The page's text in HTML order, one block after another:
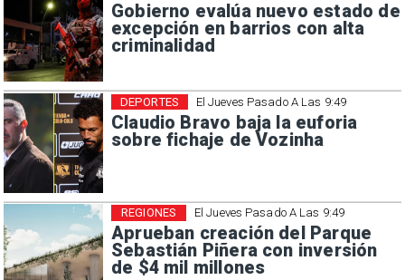
Gobierno evalúa nuevo estado de
excepción en barrios con alta
criminalidad
El Jueves Pasado A Las 9:49
Claudio Bravo baja la euforia
sobre fichaje de Vozinha
DEPORTES
El Jueves Pasado A Las 9:49
Aprueban creación del Parque
Sebastián Piñera con inversión
de $4 mil millones
REGIONES